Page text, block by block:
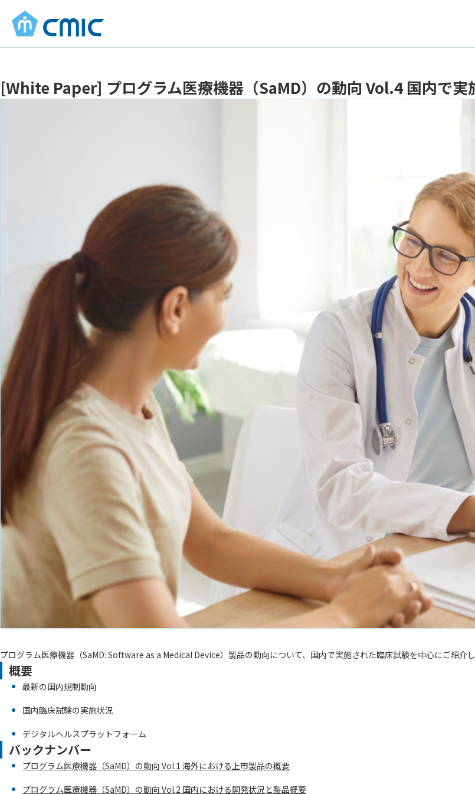
[White Paper] プログラム医療機器（SaMD）の動向 Vol.4 国内で実
プログラム医療機器（SaMD: Software as a Medical Device）製品の動向について、国内で実施された臨床試験を中心にご紹介し
概要
最新の国内規制動向
国内臨床試験の実施状況
デジタルヘルスプラットフォーム
バックナンバー
プログラム医療機器（SaMD）の動向 Vol.1 海外における上市製品の概要
プログラム医療機器（SaMD）の動向 Vol.2 国内における開発状況と製品概要